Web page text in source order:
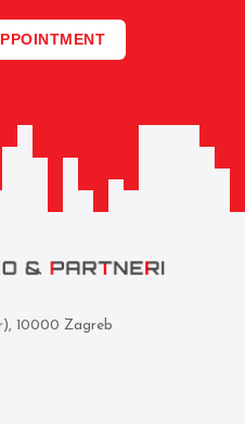
10000 Zagreb